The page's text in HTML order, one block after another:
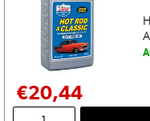
€20,44